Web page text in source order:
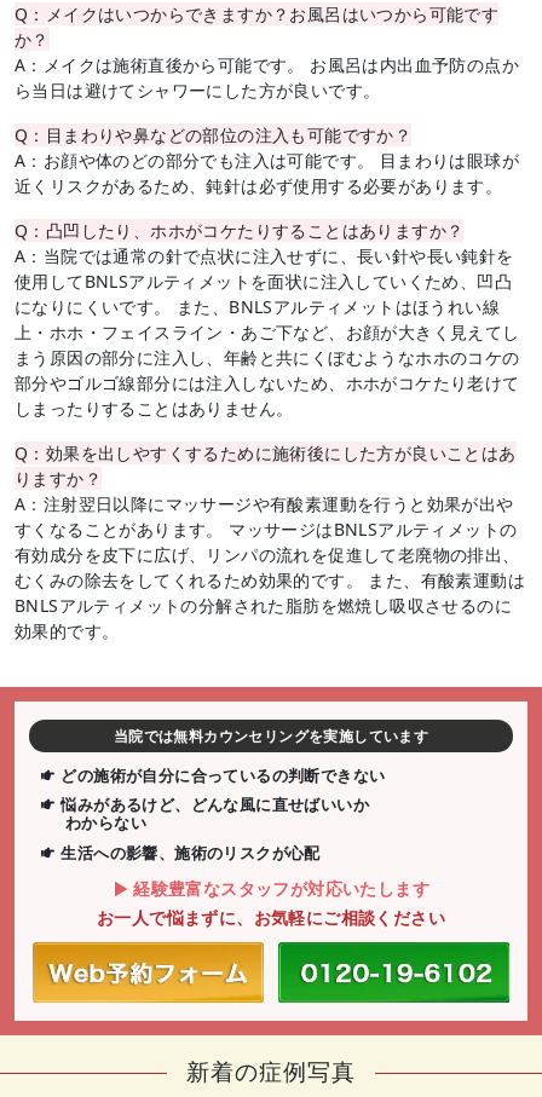
Q：メイクはいつからできますか？お風呂はいつから可能です
か？
A：メイクは施術直後から可能です。 お風呂は内出血予防の点か
ら当日は避けてシャワーにした方が良いです。
Q：目まわりや鼻などの部位の注入も可能ですか？
A：お顔や体のどの部分でも注入は可能です。 目まわりは眼球が
近くリスクがあるため、鈍針は必ず使用する必要があります。
Q：凸凹したり、ホホがコケたりすることはありますか？
A：当院では通常の針で点状に注入せずに、長い針や長い鈍針を
使用してBNLSアルティメットを面状に注入していくため、凹凸
になりにくいです。 また、BNLSアルティメットはほうれい線
上・ホホ・フェイスライン・あご下など、お顔が大きく見えてし
まう原因の部分に注入し、年齢と共にくぼむようなホホのコケの
部分やゴルゴ線部分には注入しないため、ホホがコケたり老けて
しまったりすることはありません。
Q：効果を出しやすくするために施術後にした方が良いことはあ
りますか？
A：注射翌日以降にマッサージや有酸素運動を行うと効果が出や
すくなることがあります。 マッサージはBNLSアルティメットの
有効成分を皮下に広げ、リンパの流れを促進して老廃物の排出、
むくみの除去をしてくれるため効果的です。 また、有酸素運動は
BNLSアルティメットの分解された脂肪を燃焼し吸収させるのに
効果的です。
当院では無料カウンセリングを実施しています
どの施術が自分に合っているの判断できない
悩みがあるけど、どんな風に直せばいいか
わからない
生活への影響、施術のリスクが心配
経験豊富なスタッフが対応いたします
お一人で悩まずに、お気軽にご相談ください
新着の症例写真